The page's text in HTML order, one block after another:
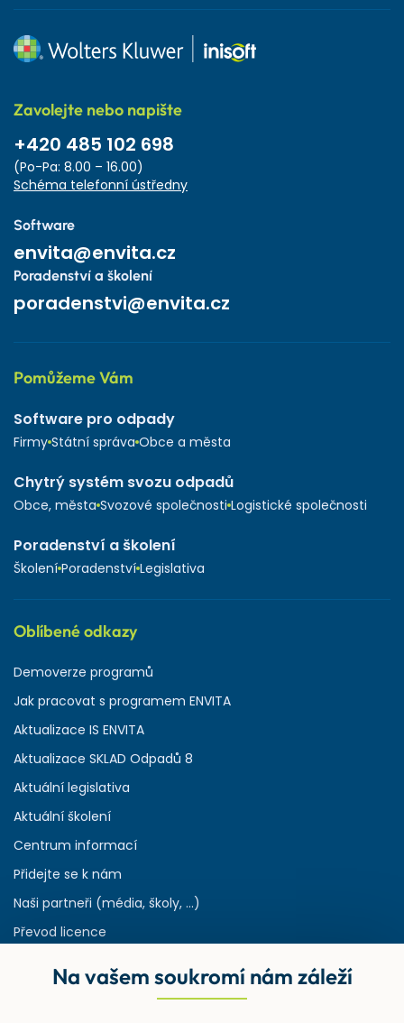
Zavolejte nebo napište
+420 485 102 698
(Po-Pa: 8.00 – 16.00)
Schéma telefonní ústředny
Software
envita@envita.cz
Poradenství a školení
poradenstvi@envita.cz
Pomůžeme Vám
Software pro odpady
Firmy Státní správa Obce a města
Chytrý systém svozu odpadů
Obce, města Svozové společnosti Logistické společnosti
Poradenství a školení
Školení Poradenství Legislativa
Oblíbené odkazy
Demoverze programů
Jak pracovat s programem ENVITA
Aktualizace IS ENVITA
Aktualizace SKLAD Odpadů 8
Aktuální legislativa
Aktuální školení
Centrum informací
Přidejte se k nám
Naši partneři (média, školy, ...)
Převod licence
Rejstřík používaných zkratek v odpadech
Na vašem soukromí nám záleží